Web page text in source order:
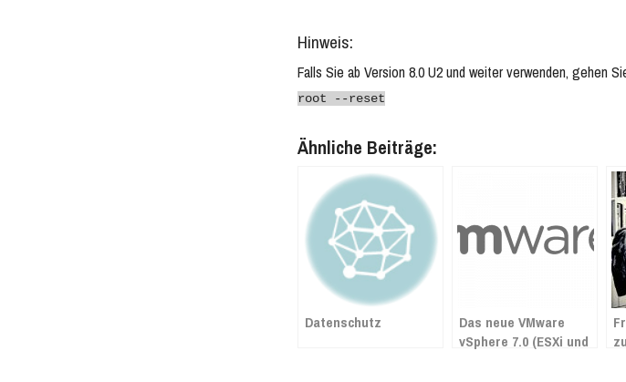
Hinweis:
Falls Sie ab Version 8.0 U2 und weiter verwenden, gehen
root --reset
Ähnliche Beiträge:
Datenschutz
Das neue VMware
vSphere 7.0 (ESXi und